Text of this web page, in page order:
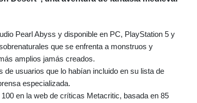
Pearl Abyss y disponible en PC, PlayStation 5 y
que se enfrenta a monstruos y
amplios jamás creados.
usuarios que lo habían incluido en su lista de
especializada.
en la web de críticas Metacritic, basada en 85